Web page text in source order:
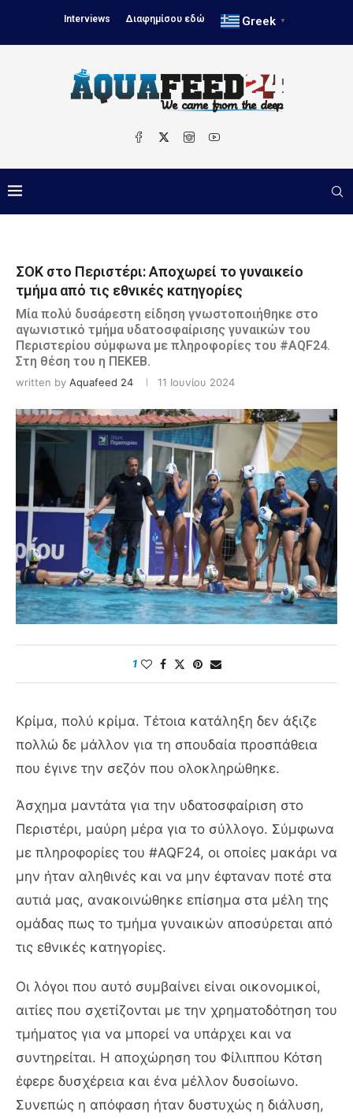
Interviews Διαφημίσου εδώ Greek ▼
ΣΟΚ στο Περιστέρι: Αποχωρεί το γυναικείο
τμήμα από τις εθνικές κατηγορίες
Μία πολύ δυσάρεστη είδηση γνωστοποιήθηκε στο
αγωνιστικό τμήμα υδατοσφαίρισης γυναικών του
Περιστερίου σύμφωνα με πληροφορίες του #AQF24.
Στη θέση του η ΠΕΚΕΒ.
written by Aquafeed 24 11 Ιουνίου 2024
1
Κρίμα, πολύ κρίμα. Τέτοια κατάληξη δεν άξιζε
πολλώ δε μάλλον για τη σπουδαία προσπάθεια
που έγινε την σεζόν που ολοκληρώθηκε.
Άσχημα μαντάτα για την υδατοσφαίριση στο
Περιστέρι, μαύρη μέρα για το σύλλογο. Σύμφωνα
με πληροφορίες του #AQF24, οι οποίες μακάρι να
μην ήταν αληθινές και να μην έφταναν ποτέ στα
αυτιά μας, ανακοινώθηκε επίσημα στα μέλη της
ομάδας πως το τμήμα γυναικών αποσύρεται από
τις εθνικές κατηγορίες.
Οι λόγοι που αυτό συμβαίνει είναι οικονομικοί,
αιτίες που σχετίζονται με την χρηματοδότηση του
τμήματος για να μπορεί να υπάρχει και να
συντηρείται. Η αποχώρηση του Φίλιππου Κότση
έφερε δυσχέρεια και ένα μέλλον δυσοίωνο.
Συνεπώς η απόφαση ήταν δυστυχώς η διάλυση,